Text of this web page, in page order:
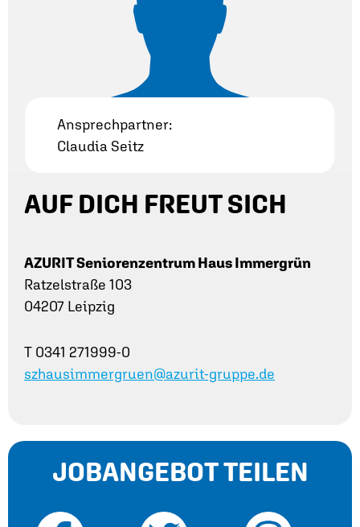
Ansprechpartner:
Claudia Seitz
AUF DICH FREUT SICH
AZURIT Seniorenzentrum Haus Immergrün
Ratzelstraße 103
04207 Leipzig
T 0341 271999-0
szhausimmergruen@azurit-gruppe.de
JOBANGEBOT TEILEN